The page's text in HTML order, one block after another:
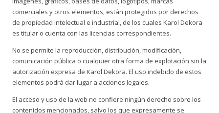
comerciales y otros elementos, están protegidos por derechos
de propiedad intelectual e industrial, de los cuales Karol Dekora
es titular o cuenta con las licencias correspondientes.
No se permite la reproducción, distribución, modificación,
comunicación pública o cualquier otra forma de explotación sin la
autorización expresa de Karol Dekora. El uso indebido de estos
elementos podrá dar lugar a acciones legales.
El acceso y uso de la web no confiere ningún derecho sobre los
contenidos mencionados, salvo los que expresamente se